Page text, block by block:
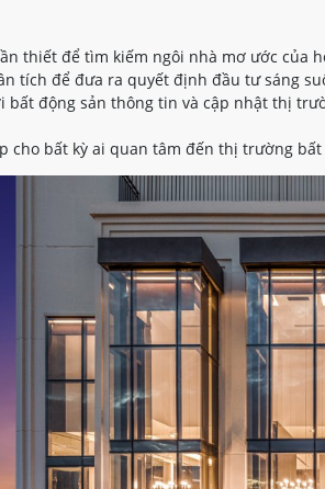
thiết để tìm kiếm ngôi nhà mơ ước của
tích để đưa ra quyết định đầu tư sáng
bất động sản thông tin và cập nhật thị
cho bất kỳ ai quan tâm đến thị trường